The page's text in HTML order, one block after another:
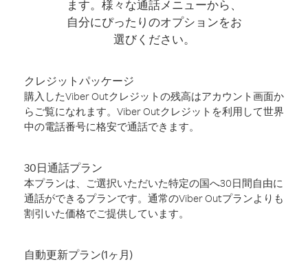
ます。様々な通話メニューから、
自分にぴったりのオプションをお
選びください。
クレジットパッケージ
購入したViber Outクレジットの残高はアカウント画面か
らご覧になれます。Viber Outクレジットを利用して世界
中の電話番号に格安で通話できます。
30日通話プラン
本プランは、ご選択いただいた特定の国へ30日間自由に
通話ができるプランです。通常のViber Outプランよりも
割引いた価格でご提供しています。
自動更新プラン(1ヶ月)